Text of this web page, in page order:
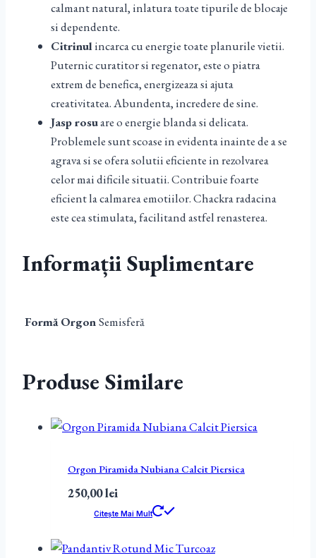
calmant natural, inlatura toate tipurile de blocaje
si dependente.
Citrinulincarca cu energie toate planurile vietii.
Puternic curatitor si regenator, este o piatra
extrem de benefica, energizeaza si ajuta
creativitatea. Abundenta, incredere de sine.
Jasp rosuare o energie blanda si delicata.
Problemele sunt scoase in evidenta inainte de a se
agrava si se ofera solutii eficiente in rezolvarea
celor mai dificile situatii. Contribuie foarte
eficient la calmarea emotiilor. Chackra radacina
este cea stimulata, facilitand astfel renasterea.
Informații Suplimentare
Formă OrgonSemisferă
Produse Similare
Orgon Piramida Nubiana Calcit Piersica
250,00lei
Citește Mai Mult